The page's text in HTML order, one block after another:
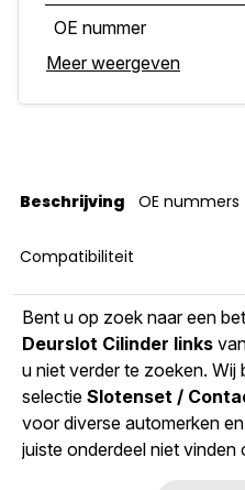
OE nummer
Deuren
Model Autonet
Gewicht
Meer weergeven
Beschrijving OE nummers
Compatibiliteit
Bent u op zoek naar een
Deurslot Cilinder links
u niet verder te zoeken. Wij
selectie Slotenset /
voor diverse automerken
juiste onderdeel niet